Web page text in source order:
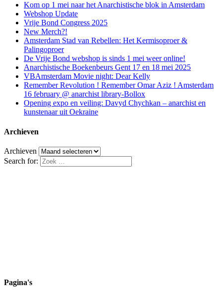
Kom op 1 mei naar het Anarchistische blok in Amsterdam
Webshop Update
Vrije Bond Congress 2025
New Merch?!
Amsterdam Stad van Rebellen: Het Kermisoproer &
Palingoproer
De Vrije Bond webshop is sinds 1 mei weer online!
Anarchistische Boekenbeurs Gent 17 en 18 mei 2025
VBAmsterdam Movie night: Dear Kelly
Remember Revolution ! Remember Omar Aziz ! Amsterdam
16 february @ anarchist library-Bollox
Opening expo en veiling: Davyd Chychkan – anarchist en
kunstenaar uit Oekraine
Archieven
Archieven
Search for:
Pagina's